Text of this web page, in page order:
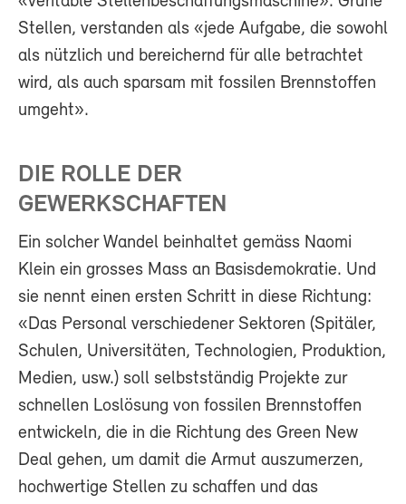
Stellen, verstanden als «jede Aufgabe, die sowohl
als nützlich und bereichernd für alle betrachtet
wird, als auch sparsam mit fossilen Brennstoffen
umgeht».
DIE ROLLE DER
GEWERKSCHAFTEN
Ein solcher Wandel beinhaltet gemäss Naomi
Klein ein grosses Mass an Basisdemokratie. Und
sie nennt einen ersten Schritt in diese Richtung:
«Das Personal verschiedener Sektoren (Spitäler,
Schulen, Universitäten, Technologien, Produktion,
Medien, usw.) soll selbstständig Projekte zur
schnellen Loslösung von fossilen Brennstoffen
entwickeln, die in die Richtung des Green New
Deal gehen, um damit die Armut auszumerzen,
hochwertige Stellen zu schaffen und das